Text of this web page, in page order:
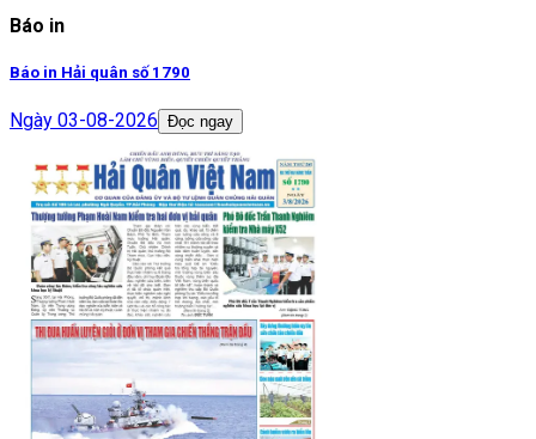
Báo in
Báo in Hải quân số 1790
Ngày 03-08-2026 Đọc ngay